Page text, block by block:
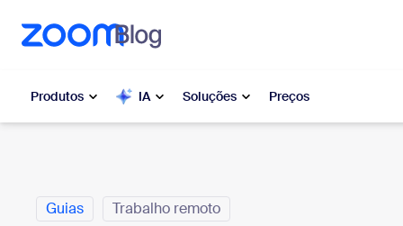
conteúdo principal
o chat de ajuda
Produtos IA Soluções Preços
Zoom Workplace
Categorias
Guias Trabalho remoto